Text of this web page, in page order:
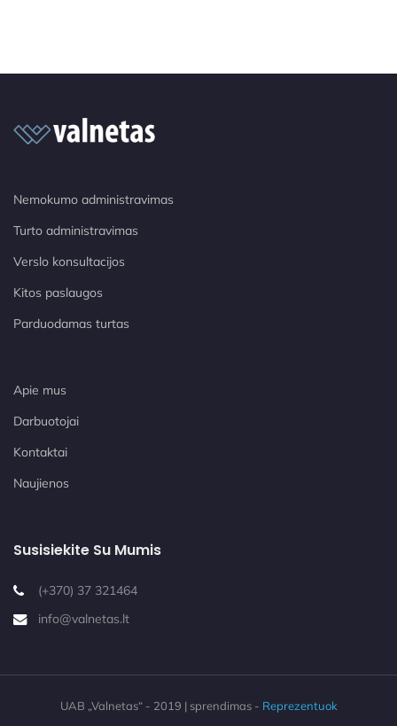
Nemokumo administravimas
Turto administravimas
Verslo konsultacijos
Kitos paslaugos
Parduodamas turtas
Apie mus
Darbuotojai
Kontaktai
Naujienos
Susisiekite Su Mumis
(+370) 37 321464
info@valnetas.lt
UAB „Valnetas“ - 2019 | sprendimas - Reprezentuok